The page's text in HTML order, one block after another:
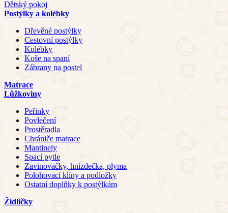
Dětský pokoj
Postýlky a kolébky
Dřevěné postýlky
Cestovní postýlky
Kolébky
Koše na spaní
Zábrany na postel
Matrace
Lůžkoviny
Peřinky
Povlečení
Prostěradla
Chrániče matrace
Mantinely
Spací pytle
Zavinovačky, hnízdečka, plyma
Polohovací klíny a podložky
Ostatní doplňky k postýlkám
Židličky